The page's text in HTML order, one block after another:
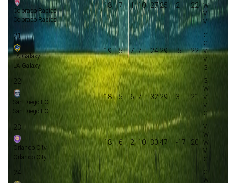
Colorado Rapids
Colorado Rapids
18 7 1 10 27:25 2 22
21
LA Galaxy
LA Galaxy
19 5 7 7 24:29 -5 22
22
San Diego FC
San Diego FC
18 5 6 7 32:29 3 21
23
Orlando City
Orlando City
18 6 2 10 30:47 -17 20
24